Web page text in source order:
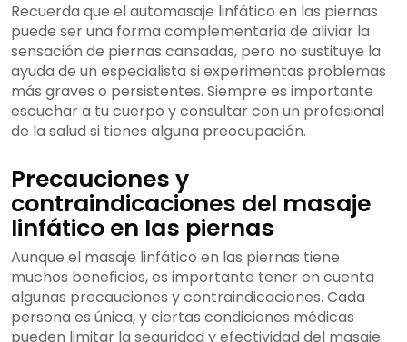
Recuerda que el automasaje linfático en las piernas
puede ser una forma complementaria de aliviar la
sensación de piernas cansadas, pero no sustituye la
ayuda de un especialista si experimentas problemas
más graves o persistentes. Siempre es importante
escuchar a tu cuerpo y consultar con un profesional
de la salud si tienes alguna preocupación.
Precauciones y
contraindicaciones del masaje
linfático en las piernas
Aunque el masaje linfático en las piernas tiene
muchos beneficios, es importante tener en cuenta
algunas precauciones y contraindicaciones. Cada
persona es única, y ciertas condiciones médicas
pueden limitar la seguridad y efectividad del masaje